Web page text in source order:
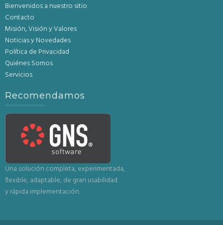
Bienvenidos a nuestro sitio
Contacto
Misión, Visión y Valores
Noticias y Novedades
Política de Privacidad
Quiénes Somos
Servicios
Recomendamos
Una solución completa, experimentada,
flexible, adaptable, de gran usabilidad
y rápida implementación.